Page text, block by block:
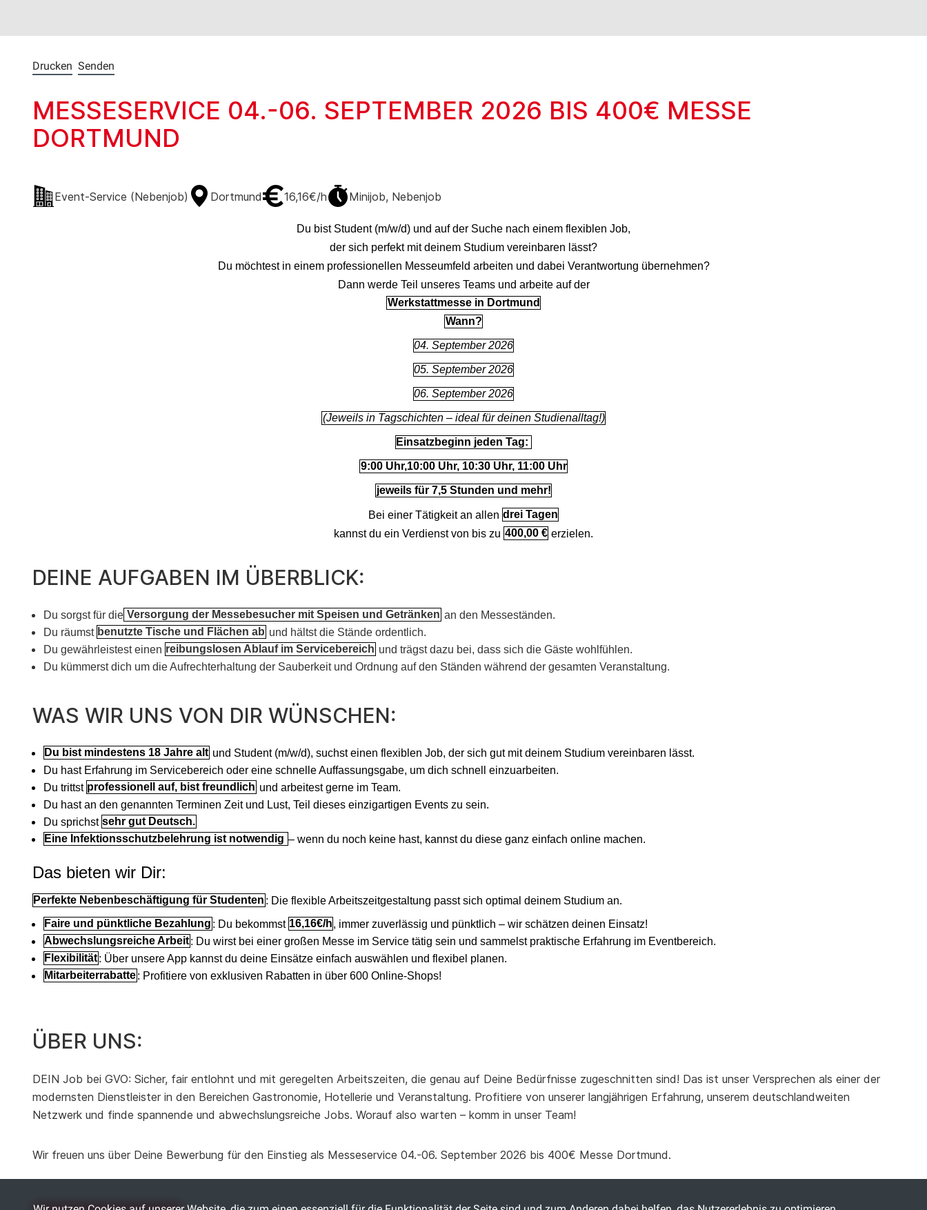
Drucken Senden
MESSESERVICE 04.-06. SEPTEMBER 2026 BIS 400€ MESSE
DORTMUND
Event-Service (Nebenjob) Dortmund 16,16€/h Minijob, Nebenjob
Du bist Student (m/w/d) und auf der Suche nach einem flexiblen Job,
der sich perfekt mit deinem Studium vereinbaren lässt?
Du möchtest in einem professionellen Messeumfeld arbeiten und dabei Verantwortung übernehmen?
Dann werde Teil unseres Teams und arbeite auf der
Werkstattmesse in Dortmund
Wann?
04. September 2026
05. September 2026
06. September 2026
(Jeweils in Tagschichten – ideal für deinen Studienalltag!)
Einsatzbeginn jeden Tag:
9:00 Uhr,10:00 Uhr, 10:30 Uhr, 11:00 Uhr
jeweils für 7,5 Stunden und mehr!
Bei einer Tätigkeit an allen drei Tagen
kannst du ein Verdienst von bis zu 400,00 € erzielen.
DEINE AUFGABEN IM ÜBERBLICK:
Du sorgst für die Versorgung der Messebesucher mit Speisen und Getränken an den Messeständen.
Du räumst benutzte Tische und Flächen ab und hältst die Stände ordentlich.
Du gewährleistest einen reibungslosen Ablauf im Servicebereich und trägst dazu bei, dass sich die Gäste wohlfühlen.
Du kümmerst dich um die Aufrechterhaltung der Sauberkeit und Ordnung auf den Ständen während der gesamten Veranstaltung.
WAS WIR UNS VON DIR WÜNSCHEN:
Du bist mindestens 18 Jahre alt und Student (m/w/d), suchst einen flexiblen Job, der sich gut mit deinem Studium vereinbaren lässt.
Du hast Erfahrung im Servicebereich oder eine schnelle Auffassungsgabe, um dich schnell einzuarbeiten.
Du trittst professionell auf, bist freundlich und arbeitest gerne im Team.
Du hast an den genannten Terminen Zeit und Lust, Teil dieses einzigartigen Events zu sein.
Du sprichst sehr gut Deutsch.
Eine Infektionsschutzbelehrung ist notwendig – wenn du noch keine hast, kannst du diese ganz einfach online machen.
Das bieten wir Dir:
Perfekte Nebenbeschäftigung für Studenten : Die flexible Arbeitszeitgestaltung passt sich optimal deinem Studium an.
Faire und pünktliche Bezahlung : Du bekommst 16,16€/h, immer zuverlässig und pünktlich – wir schätzen deinen Einsatz!
Abwechslungsreiche Arbeit: Du wirst bei einer großen Messe im Service tätig sein und sammelst praktische Erfahrung im Eventbereich.
Flexibilität: Über unsere App kannst du deine Einsätze einfach auswählen und flexibel planen.
Mitarbeiterrabatte: Profitiere von exklusiven Rabatten in über 600 Online-Shops!
ÜBER UNS:
DEIN Job bei GVO: Sicher, fair entlohnt und mit geregelten Arbeitszeiten, die genau auf Deine Bedürfnisse zugeschnitten sind! Das ist unser Versprechen als einer der
modernsten Dienstleister in den Bereichen Gastronomie, Hotellerie und Veranstaltung. Profitiere von unserer langjährigen Erfahrung, unserem deutschlandweiten
Netzwerk und finde spannende und abwechslungsreiche Jobs. Worauf also warten – komm in unser Team!
Wir freuen uns über Deine Bewerbung für den Einstieg als Messeservice 04.-06. September 2026 bis 400€ Messe Dortmund.